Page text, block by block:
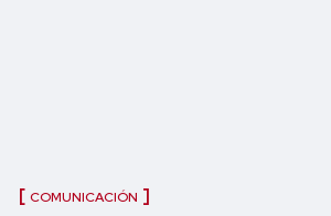
COMUNICACIÓN